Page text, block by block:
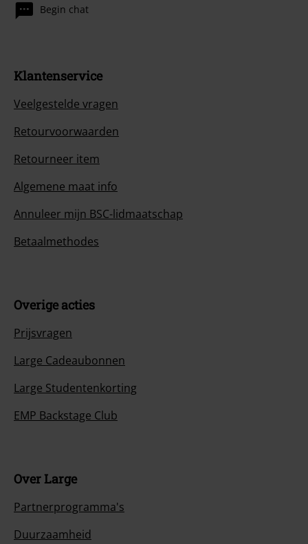
Begin chat
Klantenservice
Veelgestelde vragen
Retourvoorwaarden
Retourneer item
Algemene maat info
Annuleer mijn BSC-lidmaatschap
Betaalmethodes
Overige acties
Prijsvragen
Large Cadeaubonnen
Large Studentenkorting
EMP Backstage Club
Over Large
Partnerprogramma's
Duurzaamheid